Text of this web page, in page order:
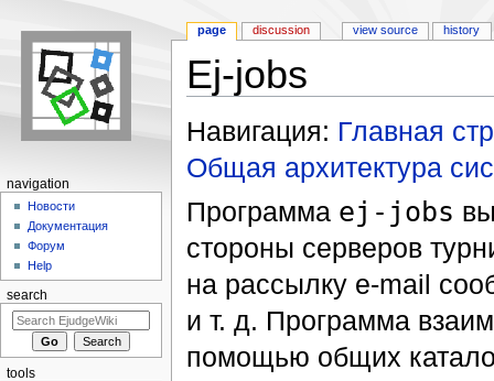
Ej-jobs
Навигация: Главная
Общая архитектура
Программа ej-jobs
стороны серверов
на рассылку e-mail
и т. д. Программа
помощью общих
page discussion view source history
navigation
Новости
Документация
Форум
Help
search
tools